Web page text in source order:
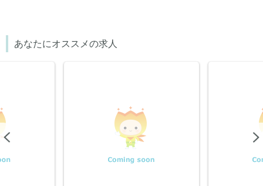
あなたにオススメの求人